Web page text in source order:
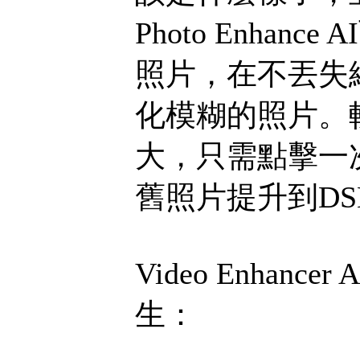
Photo Enhance
照片，在不丟
化模糊的照片。
大，只需點擊
舊照片提升到
Video Enhancer
生：